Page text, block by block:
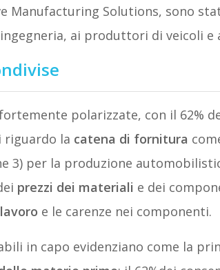
Manufacturing Solutions, sono
ai produttori di veicoli
polarizzate, con il 62%
riguardo la catena di fornitura
3) per la produzione
prezzi dei materiali e dei
e le carenze nei componenti.
in capo evidenziano come la